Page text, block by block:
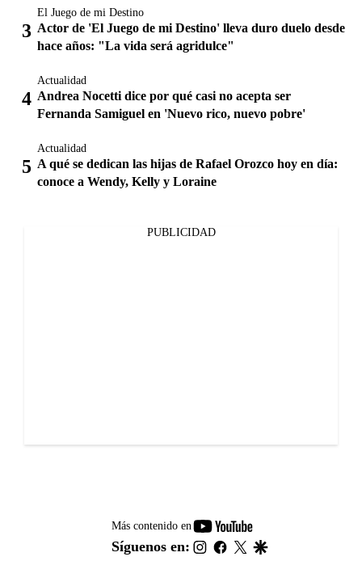
El Juego de mi Destino
Actor de 'El Juego de mi Destino' lleva duro duelo desde
hace años: "La vida será agridulce"
Actualidad
Andrea Nocetti dice por qué casi no acepta ser
Fernanda Samiguel en 'Nuevo rico, nuevo pobre'
Actualidad
A qué se dedican las hijas de Rafael Orozco hoy en día:
conoce a Wendy, Kelly y Loraine
PUBLICIDAD
Más contenido en
youtube-
footer
Síguenos en: instagram
facebook
twitter